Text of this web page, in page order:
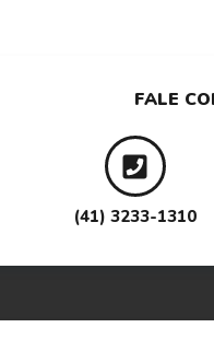
FALE
(41) 3233-1310